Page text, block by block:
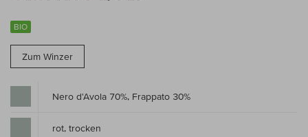
BIO
Zum Winzer
Nero d'Avola 70%, Frappato 30%
rot, trocken